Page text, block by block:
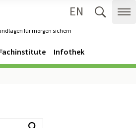
für morgen sichern
EN
Infothek